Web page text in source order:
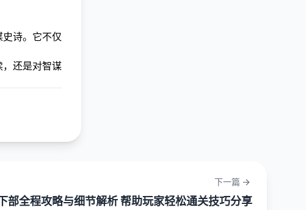
诗。它不仅
还是对智谋
下一篇
部全程攻略与细节解析 帮助玩家轻松通关技巧分享